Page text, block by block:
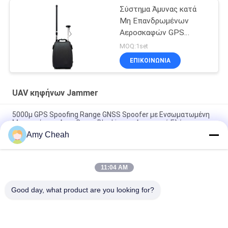
2000μ
Σύστημα Άμυνας κατά
Μη Επανδρωμένων
Αεροσκαφών GPS
Spoofing 7-15KM για
Αποτελεσματική
Αντιμετώπιση Απειλών
MOQ:1set
ΕΠΙΚΟΙΝΩΝΊΑ
UAV κηφήνων Jammer
5000μ GPS Spoofing Range GNSS Spoofer με Ενσωματωμένη
Μπαταρία για Αντι-Drone Blocking με Λογισμικό Ελέγχου
Σύστημα ανίχνευσης φάσματος UAV-J2020 σειράς 160MHz
230W
6 Κανάλια 3000μ Σύστημα GPS Spoofing για Αντι-Drone UAV
Amy Cheah
11:04 AM
Good day, what product are you looking for?